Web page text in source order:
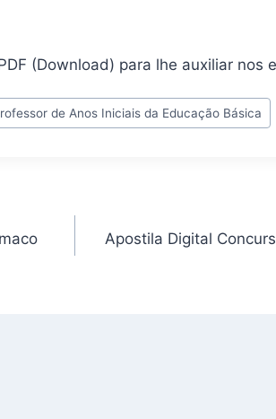
(Download) para lhe auxiliar nos
de Anos Iniciais da Educação Básica
Apostila Digital